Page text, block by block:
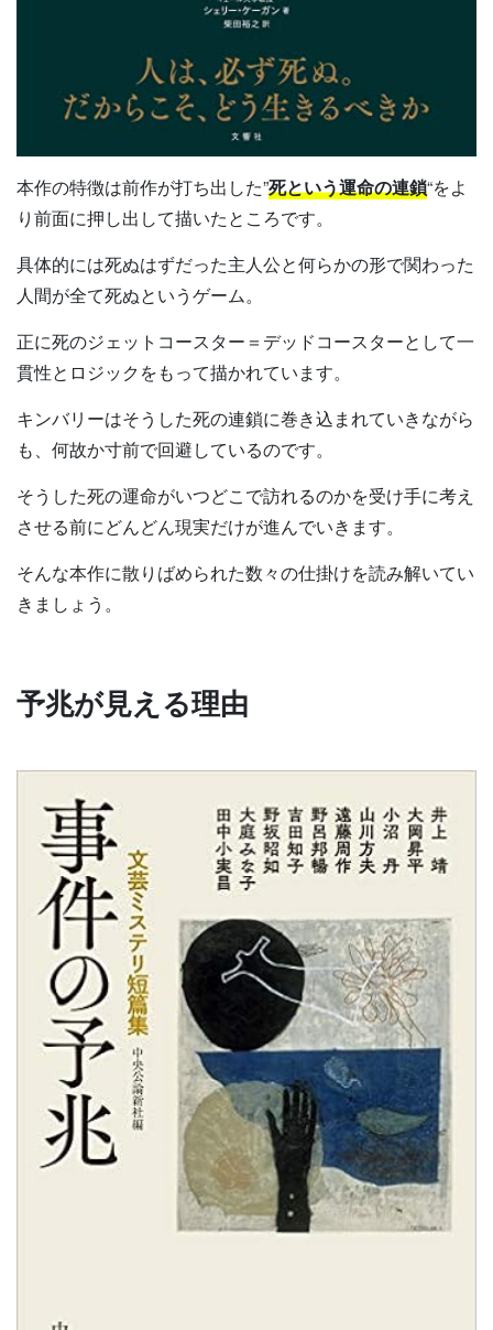
本作の特徴は前作が打ち出した”死という運命の連鎖“をよ
り前面に押し出して描いたところです。
具体的には死ぬはずだった主人公と何らかの形で関わった
人間が全て死ぬというゲーム。
正に死のジェットコースター＝デッドコースターとして一
貫性とロジックをもって描かれています。
キンバリーはそうした死の連鎖に巻き込まれていきながら
も、何故か寸前で回避しているのです。
そうした死の運命がいつどこで訪れるのかを受け手に考え
させる前にどんどん現実だけが進んでいきます。
そんな本作に散りばめられた数々の仕掛けを読み解いてい
きましょう。
予兆が見える理由